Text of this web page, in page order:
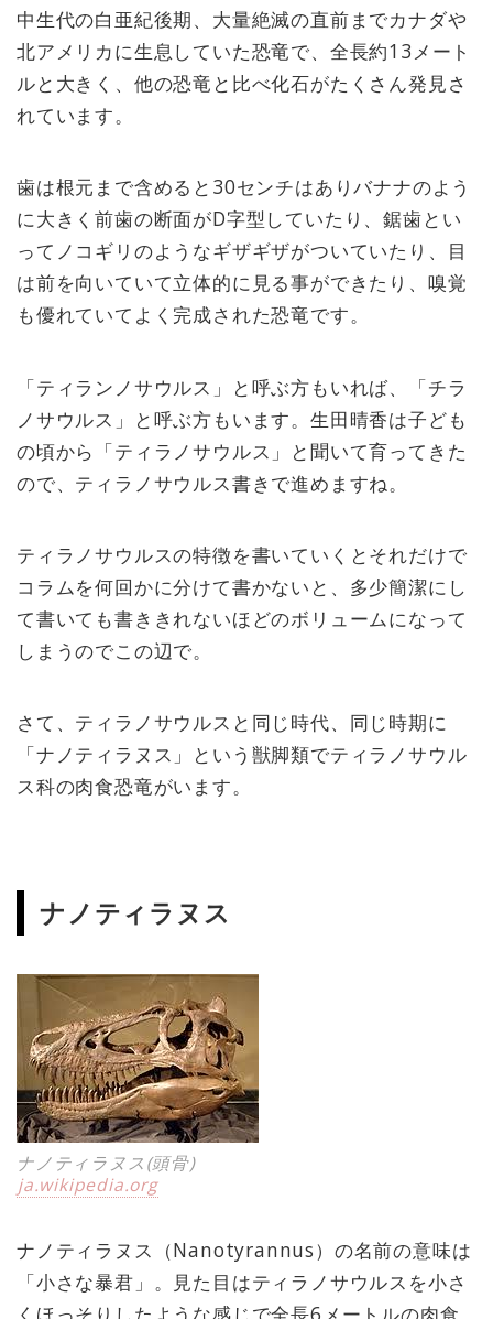
中生代の白亜紀後期、大量絶滅の直前までカナダや
北アメリカに生息していた恐竜で、全長約13メート
ルと大きく、他の恐竜と比べ化石がたくさん発見さ
れています。
歯は根元まで含めると30センチはありバナナのよう
に大きく前歯の断面がD字型していたり、鋸歯とい
ってノコギリのようなギザギザがついていたり、目
は前を向いていて立体的に見る事ができたり、嗅覚
も優れていてよく完成された恐竜です。
「ティランノサウルス」と呼ぶ方もいれば、「チラ
ノサウルス」と呼ぶ方もいます。生田晴香は子ども
の頃から「ティラノサウルス」と聞いて育ってきた
ので、ティラノサウルス書きで進めますね。
ティラノサウルスの特徴を書いていくとそれだけで
コラムを何回かに分けて書かないと、多少簡潔にし
て書いても書ききれないほどのボリュームになって
しまうのでこの辺で。
さて、ティラノサウルスと同じ時代、同じ時期に
「ナノティラヌス」という獣脚類でティラノサウル
ス科の肉食恐竜がいます。
ナノティラヌス
ナノティラヌス(頭骨)
ja.wikipedia.org
ナノティラヌス（Nanotyrannus）の名前の意味は
「小さな暴君」。見た目はティラノサウルスを小さ
くほっそりしたような感じで全長6メートルの肉食